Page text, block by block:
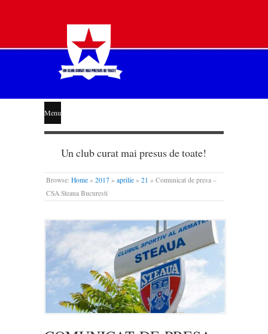
STEAUA
LIBERĂ
Menu
Un club curat mai presus de toate!
Browse: Home » 2017 » aprilie » 21 » Comunicat de presa –
CSA Steaua Bucuresti